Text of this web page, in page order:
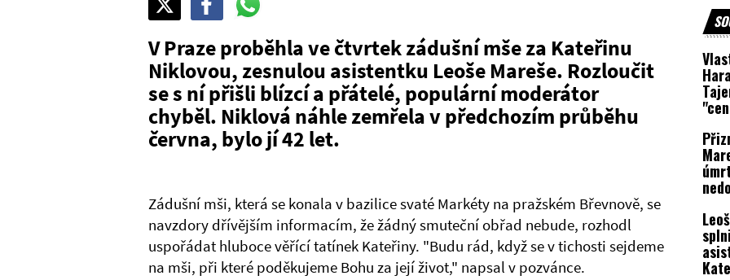
Pošli
na
X
Pošli
na
FacebookWhatsAppu
V Praze proběhla ve čtvrtek zádušní mše za Kateřinu
Niklovou, zesnulou asistentku Leoše Mareše. Rozloučit
se s ní přišli blízcí a přátelé, populární moderátor
chyběl. Niklová náhle zemřela v předchozím průběhu
června, bylo jí 42 let.
Zádušní mši, která se konala v bazilice svaté Markéty na pražském Břevnově, se
navzdory dřívějším informacím, že žádný smuteční obřad nebude, rozhodl
uspořádat hluboce věřící tatínek Kateřiny. "Budu rád, když se v tichosti sejdeme
na mši, při které poděkujeme Bohu za její život," napsal v pozvánce.